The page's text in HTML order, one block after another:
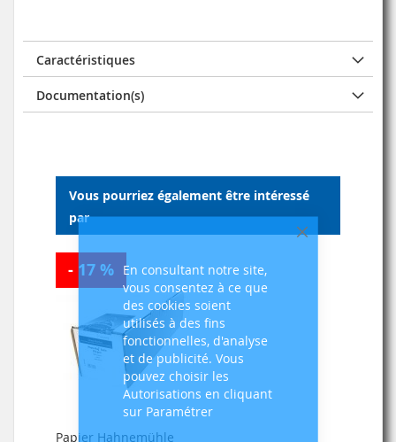
Fermer
En consultant notre site,
vous consentez à ce que
des cookies soient
utilisés à des fins
fonctionnelles, d'analyse
et de publicité. Vous
pouvez choisir les
Autorisations en cliquant
sur Paramétrer
Caractéristiques
Documentation(s)
Vous pourriez également être intéressé
par
- 17 %
Papier Hahnemühle